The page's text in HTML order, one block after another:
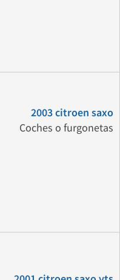
2003 citroen saxo
Coches o furgonetas